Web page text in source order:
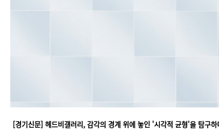
[경기신문] 헤드비갤러리, 감각의 경계 위에 놓인 '시각적 균형'을 탐구하